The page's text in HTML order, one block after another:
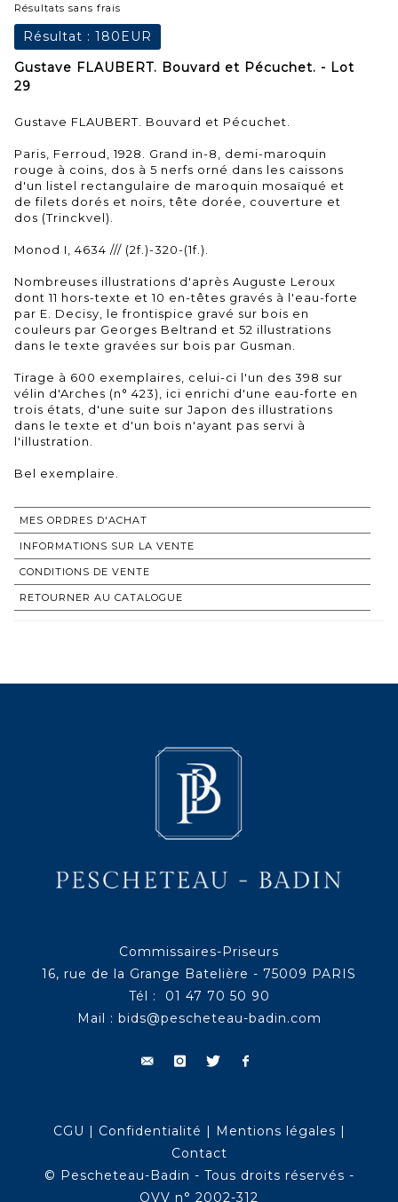
Résultats sans frais
Résultat : 180EUR
Gustave FLAUBERT. Bouvard et Pécuchet. - Lot
29
Gustave FLAUBERT. Bouvard et Pécuchet.
Paris, Ferroud, 1928. Grand in-8, demi-maroquin
rouge à coins, dos à 5 nerfs orné dans les caissons
d'un listel rectangulaire de maroquin mosaïqué et
de filets dorés et noirs, tête dorée, couverture et
dos (Trinckvel).
Monod I, 4634 /// (2f.)-320-(1f.).
Nombreuses illustrations d'après Auguste Leroux
dont 11 hors-texte et 10 en-têtes gravés à l'eau-forte
par E. Decisy, le frontispice gravé sur bois en
couleurs par Georges Beltrand et 52 illustrations
dans le texte gravées sur bois par Gusman.
Tirage à 600 exemplaires, celui-ci l'un des 398 sur
vélin d'Arches (n° 423), ici enrichi d'une eau-forte en
trois états, d'une suite sur Japon des illustrations
dans le texte et d'un bois n'ayant pas servi à
l'illustration.
Bel exemplaire.
MES ORDRES D'ACHAT
INFORMATIONS SUR LA VENTE
CONDITIONS DE VENTE
RETOURNER AU CATALOGUE
Commissaires-Priseurs
16, rue de la Grange Batelière - 75009 PARIS
Tél : 01 47 70 50 90
Mail : bids@pescheteau-badin.com
CGU | Confidentialité | Mentions légales |
Contact
© Pescheteau-Badin - Tous droits réservés -
OVV n° 2002-312